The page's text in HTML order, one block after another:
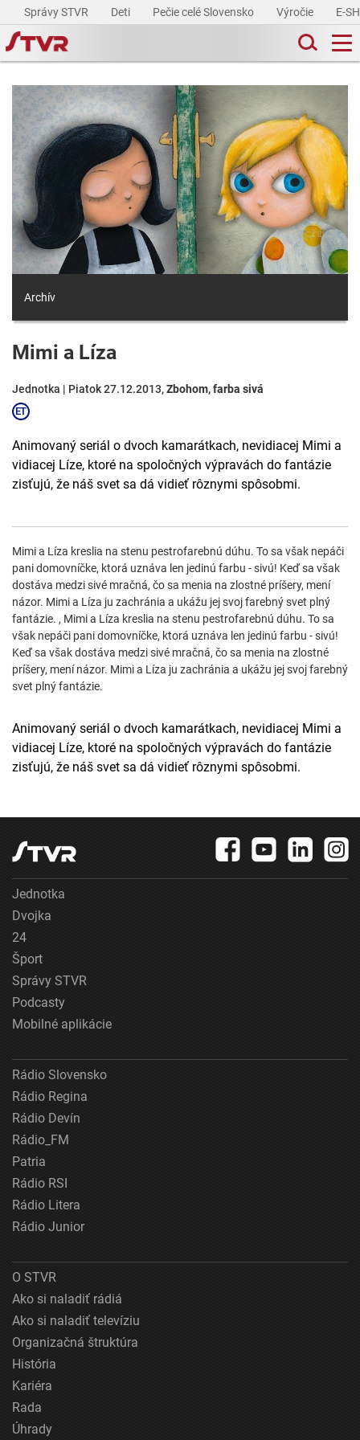
Správy STVR Deti Pečie celé Slovensko Výročie E-
Archív
Mimi a Líza
Jednotka | Piatok 27.12.2013,Zbohom, farba sivá
Animovaný seriál o dvoch kamarátkach, nevidiacej Mimi a
vidiacej Líze, ktoré na spoločných výpravách do fantázie
zisťujú, že náš svet sa dá vidieť rôznymi spôsobmi.
Mimi a Líza kreslia na stenu pestrofarebnú dúhu. To sa však nepáči
pani domovníčke, ktorá uznáva len jedinú farbu - sivú! Keď sa však
dostáva medzi sivé mračná, čo sa menia na zlostné príšery, mení
názor. Mimi a Líza ju zachránia a ukážu jej svoj farebný svet plný
fantázie. , Mimi a Líza kreslia na stenu pestrofarebnú dúhu. To sa
však nepáči pani domovníčke, ktorá uznáva len jedinú farbu - sivú!
Keď sa však dostáva medzi sivé mračná, čo sa menia na zlostné
príšery, mení názor. Mimi a Líza ju zachránia a ukážu jej svoj farebný
svet plný fantázie.
Animovaný seriál o dvoch kamarátkach, nevidiacej Mimi a
vidiacej Líze, ktoré na spoločných výpravách do fantázie
zisťujú, že náš svet sa dá vidieť rôznymi spôsobmi.
Jednotka
Dvojka
24
Šport
Správy STVR
Podcasty
Mobilné aplikácie
Rádio Slovensko
Rádio Regina
Rádio Devín
Rádio_FM
Patria
Rádio RSI
Rádio Litera
Rádio Junior
O STVR
Ako si naladiť rádiá
Ako si naladiť televíziu
Organizačná štruktúra
História
Kariéra
Rada
Úhrady